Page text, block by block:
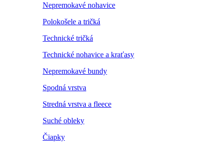
Nepremokavé nohavice
Polokošele a tričká
Technické tričká
Technické nohavice a kraťasy
Nepremokavé bundy
Spodná vrstva
Stredná vrstva a fleece
Suché obleky
Čiapky